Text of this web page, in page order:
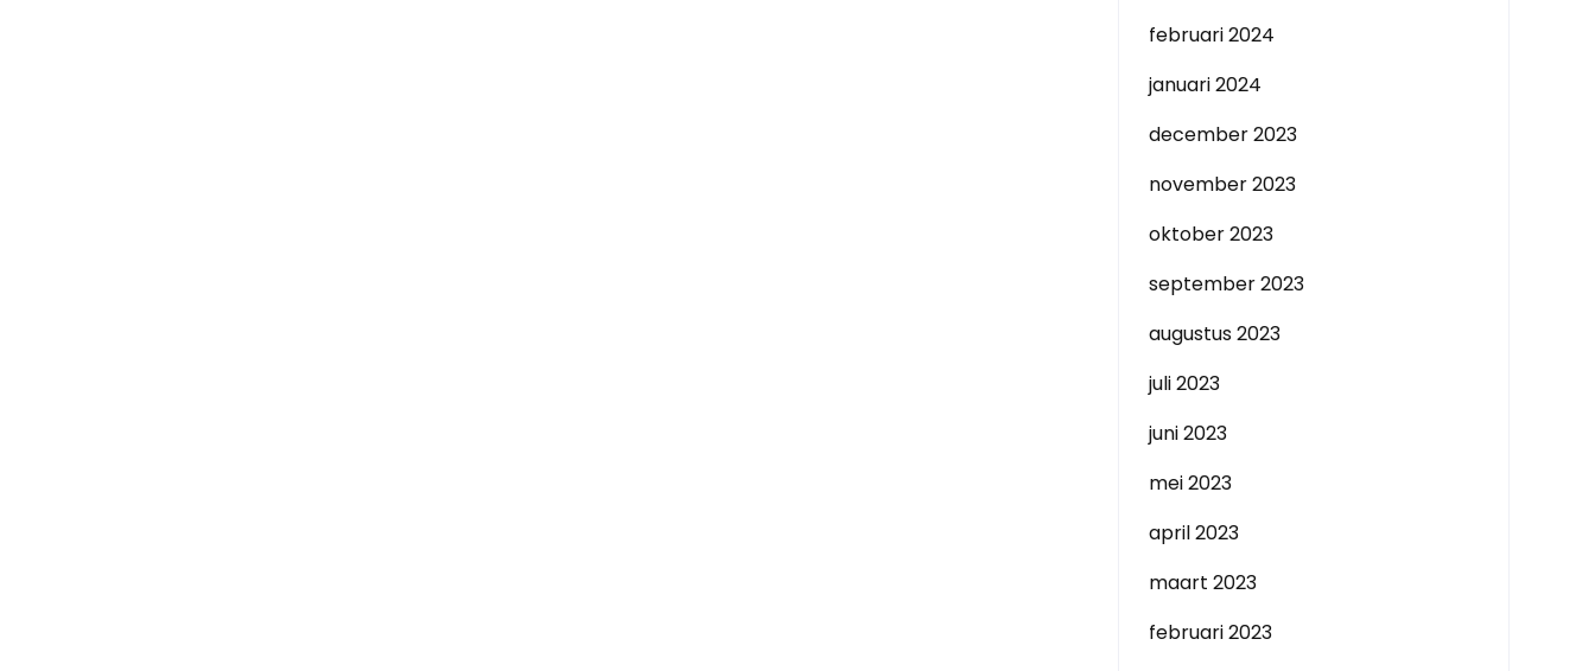
februari 2024
januari 2024
december 2023
november 2023
oktober 2023
september 2023
augustus 2023
juli 2023
juni 2023
mei 2023
april 2023
maart 2023
februari 2023